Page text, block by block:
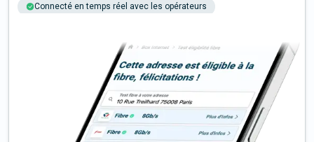
Connecté en temps réel avec les opérateurs